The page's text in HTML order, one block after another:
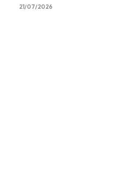
21/07/2026